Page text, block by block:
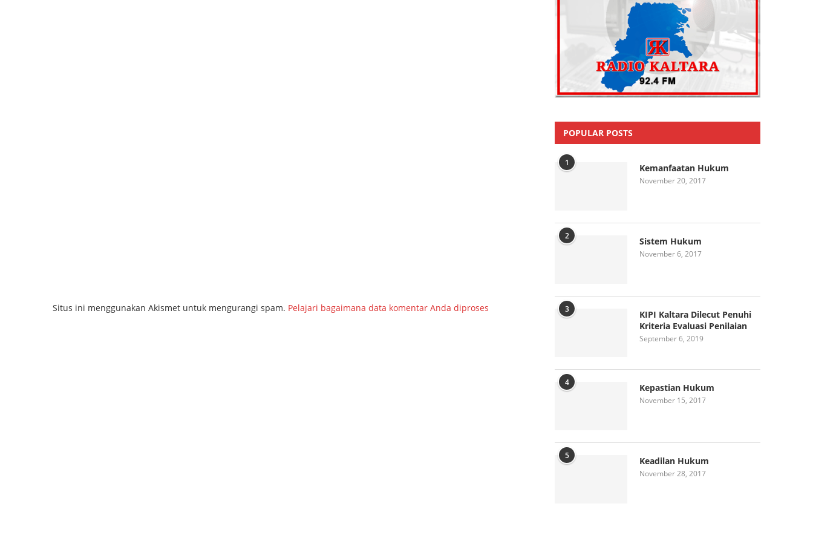
Situs ini menggunakan Akismet untuk mengurangi spam. Pelajari bagaimana data komentar Anda diproses
POPULAR POSTS
1 Kemanfaatan Hukum
November 20, 2017
2 Sistem Hukum
November 6, 2017
3
KIPI Kaltara Dilecut Penuhi
Kriteria Evaluasi Penilaian
September 6, 2019
4 Kepastian Hukum
November 15, 2017
5 Keadilan Hukum
November 28, 2017